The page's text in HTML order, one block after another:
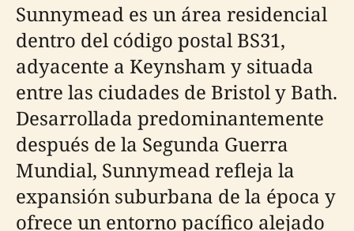
Sunnymead es un área residencial
dentro del código postal BS31,
adyacente a Keynsham y situada
entre las ciudades de Bristol y Bath.
Desarrollada predominantemente
después de la Segunda Guerra
Mundial, Sunnymead refleja la
expansión suburbana de la época y
ofrece un entorno pacífico alejado